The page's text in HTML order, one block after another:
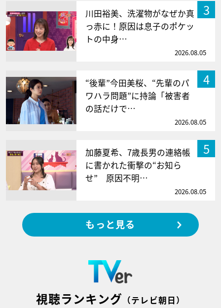
3
川田裕美、洗濯物がなぜか真
っ赤に！原因は息子のポケッ
トの中身…
2026.08.05
4
“後輩”今田美桜、“先輩のパ
ワハラ問題”に持論「被害者
の話だけで…
2026.08.05
5
加藤夏希、7歳長男の連絡帳
に書かれた衝撃の“お知ら
せ” 原因不明…
2026.08.05
もっと見る
視聴ランキング （テレビ朝日）